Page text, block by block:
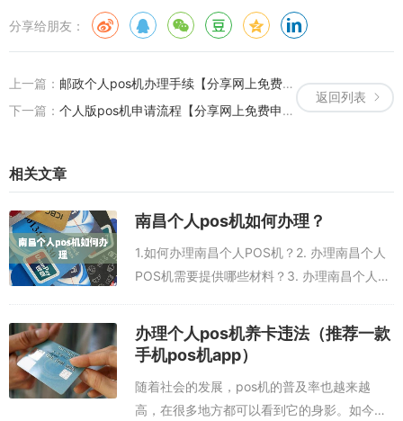
2.需要准备哪些材料？
申请者需要准备有效身份证件（身份证或护照）、银行账户（银行卡
或存折）、社保卡（可选）和其他有效证明材料（可选），所有材料
必须真实有效。
分享给朋友：
返回列表
上一篇： 邮政个人pos机办理手续【分享网上免费申办pos机入口】
下一篇： 个人版pos机申请流程【分享网上免费申办pos机入口】
相关文章
南昌个人pos机如何办理？
1.如何办理南昌个人POS机？2. 办理南昌个人
POS机需要提供哪些材料？3. 办理南昌个人
POS机需要多长时间？5. 办理南昌个人POS机
后，可以用在哪些...
办理个人pos机养卡违法（推荐一款
手机pos机app）
随着社会的发展，pos机的普及率也越来越
高，在很多地方都可以看到它的身影。如今，